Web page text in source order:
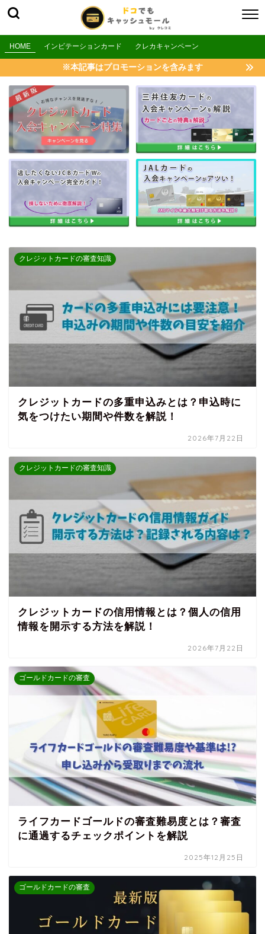
HOME インビテーションカード クレカキャンペーン
※本記事はプロモーションを含みます
クレジットカードの審査知識
クレジットカードの多重申込みとは？申込時に
気をつけたい期間や件数を解説！
2026年7月22日
クレジットカードの審査知識
クレジットカードの信用情報とは？個人の信用
情報を開示する方法を解説！
2026年7月22日
ゴールドカードの審査
ライフカードゴールドの審査難易度とは？審査
に通過するチェックポイントを解説
2025年12月25日
ゴールドカードの審査